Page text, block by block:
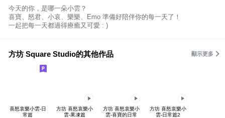
今天的你，是哪一朵小雲？
喜寶、怒君、小哀、樂樂、Emo 準備好陪伴你的每一天了！
一起把每一天都過得療癒又可愛 : )
方坊 Square Studio的其他作品 顯示更多
喜怒哀樂小雲-日
常篇
方坊 喜怒哀樂小
雲-果凍篇
方坊 喜怒哀樂小
雲-喜寶的日常
方坊 喜怒哀樂小
雲-日常篇2